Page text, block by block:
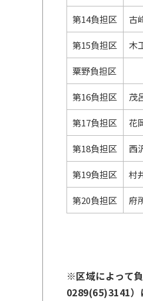
第14負担区 古
第15負担区 木
粟野負担区
第16負担区 茂
第17負担区 花
第18負担区 西
第19負担区 村
第20負担区 府
※区域によって
0289(65)3141）